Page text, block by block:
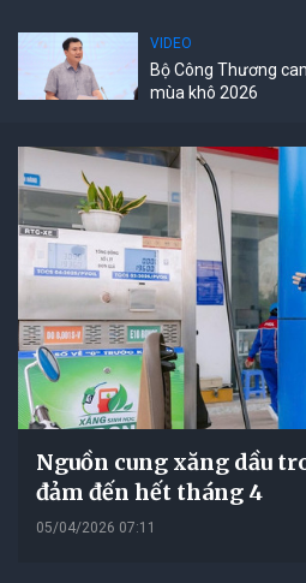
VIDEO
Bộ Công Thương
mùa khô 2026
Nguồn cung xăng dầu
đảm đến hết tháng 4
05/04/2026 07:11